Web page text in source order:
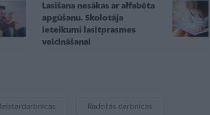
Lasīšana nesākas ar alfabēta
apgūšanu. Skolotāja
ieteikumi lasītprasmes
veicināšanai
Radošās darbnīcas